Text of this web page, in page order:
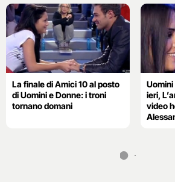
La finale di Amici 10 al posto
di Uomini e Donne: i troni
tornano domani
ieri,
video